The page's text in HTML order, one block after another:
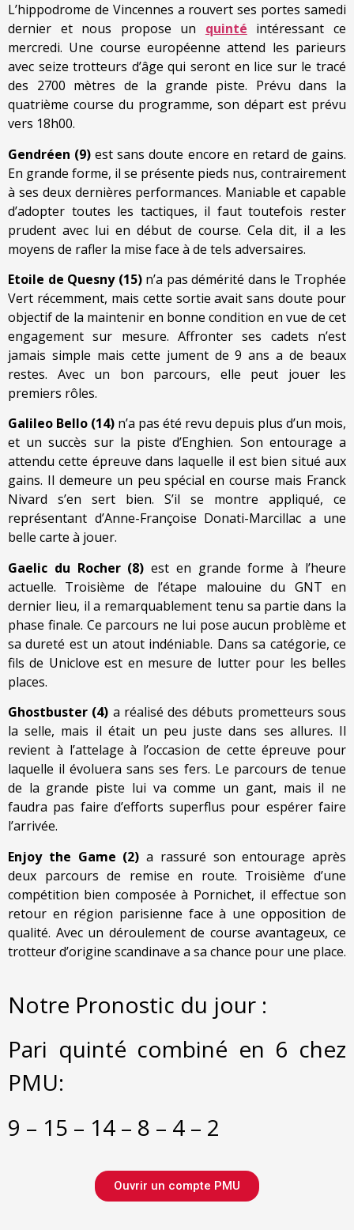
L’hippodrome de Vincennes a rouvert ses portes samedi
dernier et nous propose un quinté intéressant ce
mercredi. Une course européenne attend les parieurs
avec seize trotteurs d’âge qui seront en lice sur le tracé
des 2700 mètres de la grande piste. Prévu dans la
quatrième course du programme, son départ est prévu
vers 18h00.
Gendréen (9)est sans doute encore en retard de gains.
En grande forme, il se présente pieds nus, contrairement
à ses deux dernières performances. Maniable et capable
d’adopter toutes les tactiques, il faut toutefois rester
prudent avec lui en début de course. Cela dit, il a les
moyens de rafler la mise face à de tels adversaires.
Etoile de Quesny (15) n’a pas démérité dans le Trophée
Vert récemment, mais cette sortie avait sans doute pour
objectif de la maintenir en bonne condition en vue de cet
engagement sur mesure. Affronter ses cadets n’est
jamais simple mais cette jument de 9 ans a de beaux
restes. Avec un bon parcours, elle peut jouer les
premiers rôles.
Galileo Bello (14) n’a pas été revu depuis plus d’un mois,
et un succès sur la piste d’Enghien. Son entourage a
attendu cette épreuve dans laquelle il est bien situé aux
gains. Il demeure un peu spécial en course mais Franck
Nivard s’en sert bien. S’il se montre appliqué, ce
représentant d’Anne-Françoise Donati-Marcillac a une
belle carte à jouer.
Gaelic du Rocher (8)est en grande forme à l’heure
actuelle. Troisième de l’étape malouine du GNT en
dernier lieu, il a remarquablement tenu sa partie dans la
phase finale. Ce parcours ne lui pose aucun problème et
sa dureté est un atout indéniable. Dans sa catégorie, ce
fils de Uniclove est en mesure de lutter pour les belles
places.
Ghostbuster (4) a réalisé des débuts prometteurs sous
la selle, mais il était un peu juste dans ses allures. Il
revient à l’attelage à l’occasion de cette épreuve pour
laquelle il évoluera sans ses fers. Le parcours de tenue
de la grande piste lui va comme un gant, mais il ne
faudra pas faire d’efforts superflus pour espérer faire
l’arrivée.
Enjoy the Game (2) a rassuré son entourage après
deux parcours de remise en route. Troisième d’une
compétition bien composée à Pornichet, il effectue son
retour en région parisienne face à une opposition de
qualité. Avec un déroulement de course avantageux, ce
trotteur d’origine scandinave a sa chance pour une place.
Notre Pronostic du jour :
Pari quinté combiné en 6 chez
PMU:
9 – 15 – 14 – 8 – 4 – 2
Ouvrir un compte PMU